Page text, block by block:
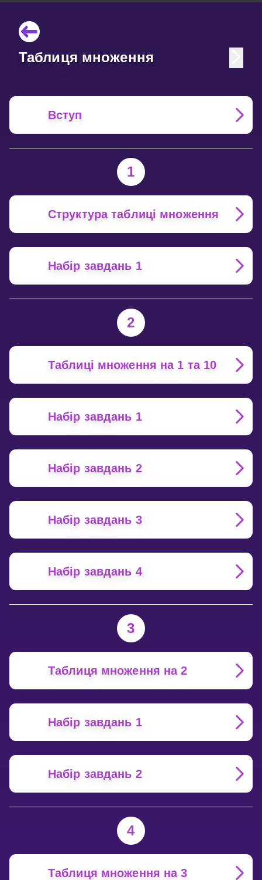
Таблиця множення
Вступ
1
Структура таблиці множення
Набір завдань 1
2
Таблиці множення на 1 та 10
Набір завдань 1
Набір завдань 2
Набір завдань 3
Набір завдань 4
3
Таблиця множення на 2
Набір завдань 1
Набір завдань 2
4
Таблиця множення на 3